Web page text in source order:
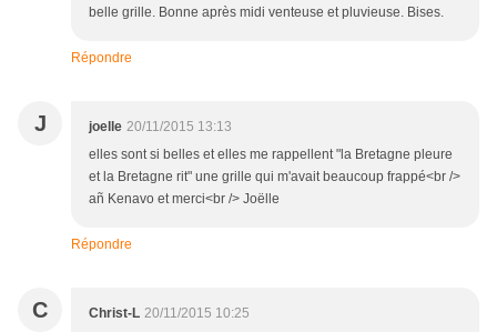
belle grille. Bonne après midi venteuse et pluvieuse. Bises.
Répondre
J joelle 20/11/2015 13:13
elles sont si belles et elles me rappellent "la Bretagne pleure
et la Bretagne rit" une grille qui m'avait beaucoup frappé<br />
añ Kenavo et merci<br /> Joëlle
Répondre
C Christ-L 20/11/2015 10:25